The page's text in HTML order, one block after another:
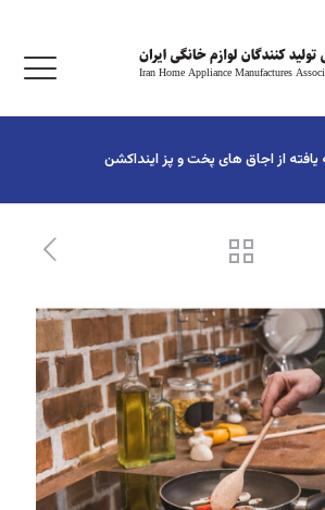
از اجاق های پخت و پز اینداکشن